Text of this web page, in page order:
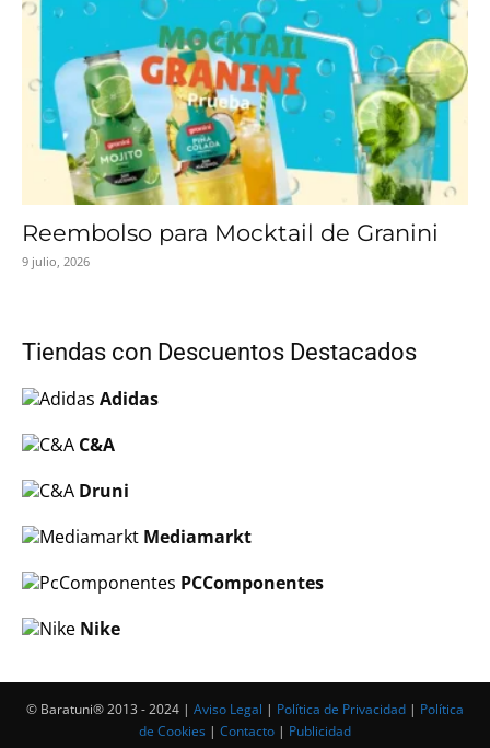
Reembolso para Mocktail de Granini
9 julio, 2026
Tiendas con Descuentos Destacados
Adidas
C&A
Druni
Mediamarkt
PCComponentes
Nike
© Baratuni®‎ 2013 - 2024 | Aviso Legal | Política de Privacidad | Política
de Cookies | Contacto | Publicidad